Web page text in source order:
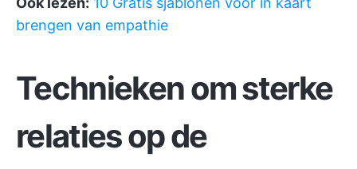
brengen van empathie
Technieken om sterke
relaties op de